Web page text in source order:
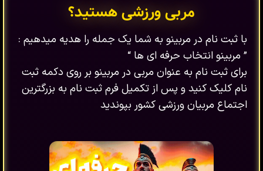
مربی ورزشی هستید؟
با ثبت نام در مربینو به شما یک جمله را هدیه میدهیم :
” مربینو انتخاب حرفه ای ها “
برای ثبت نام به عنوان مربی در مربینو بر روی دکمه ثبت
نام کلیک کنید و پس از تکمیل فرم ثبت نام به بزرگترین
اجتماع مربیان ورزشی کشور بپوندید